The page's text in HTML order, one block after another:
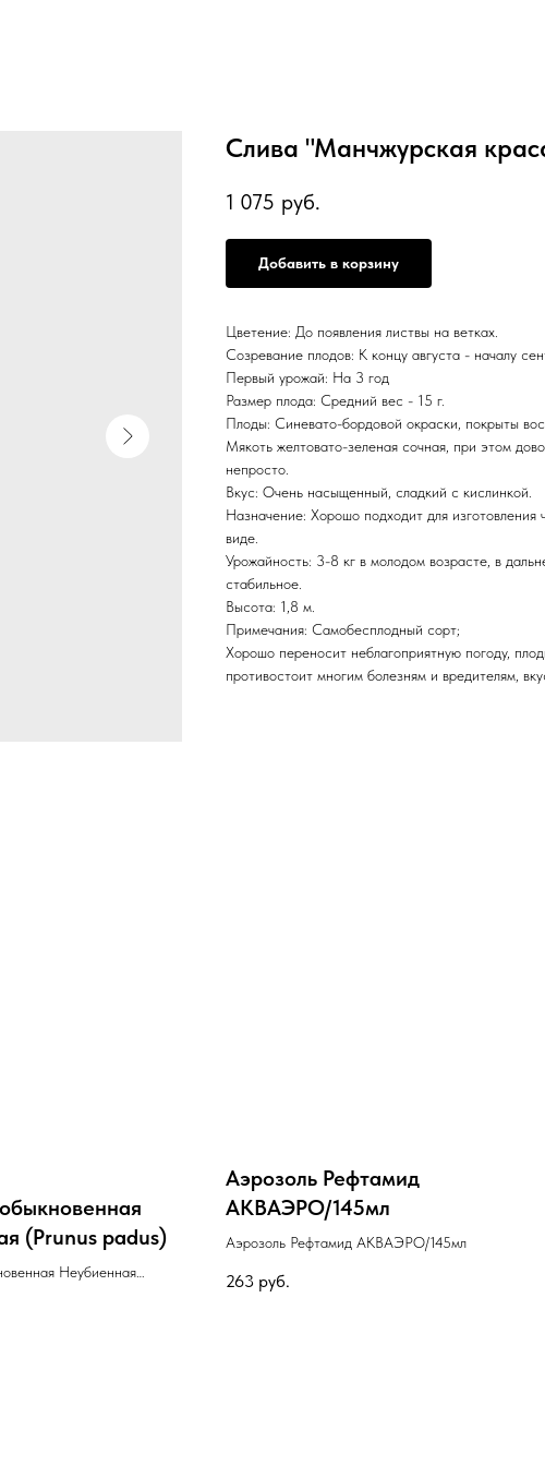
Слива "Манчжурская
1 075 руб.
Добавить в корзину
Цветение: До появления листвы на ветках.
Созревание плодов: К концу августа - началу
Первый урожай: На 3 год
Размер плода: Средний вес - 15 г.
Плоды: Синевато-бордовой окраски, покрыты
Мякоть желтовато-зеленая сочная, при этом
непросто.
Вкус: Очень насыщенный, сладкий с кислинкой.
Назначение: Хорошо подходит для
виде.
Урожайность: 3-8 кг в молодом возрасте, в
стабильное.
Высота: 1,8 м.
Примечания: Самобесплодный сорт;
Хорошо переносит неблагоприятную погоду,
противостоит многим болезням и вредителям,
(Prunus padus)
Неубиенная
Аэрозоль Рефтамид
АКВАЭРО/145мл
Аэрозоль Рефтамид АКВАЭРО/145мл
263 руб.